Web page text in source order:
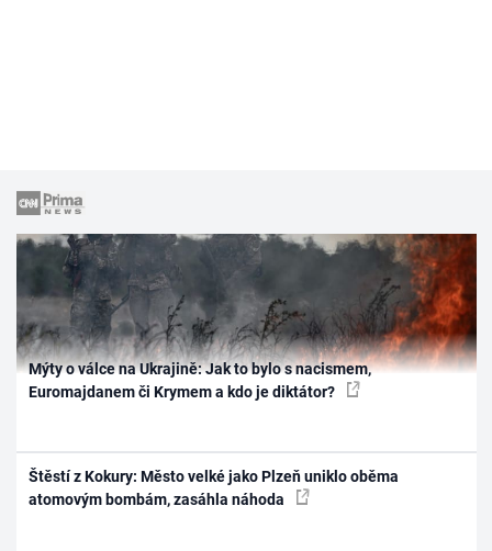
Mýty o válce na Ukrajině: Jak to bylo s nacismem,
Euromajdanem či Krymem a kdo je diktátor?
Štěstí z Kokury: Město velké jako Plzeň uniklo oběma
atomovým bombám, zasáhla náhoda